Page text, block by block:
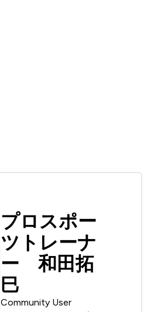
プロスポー
ツトレーナ
ー 和田拓
巳
Community User